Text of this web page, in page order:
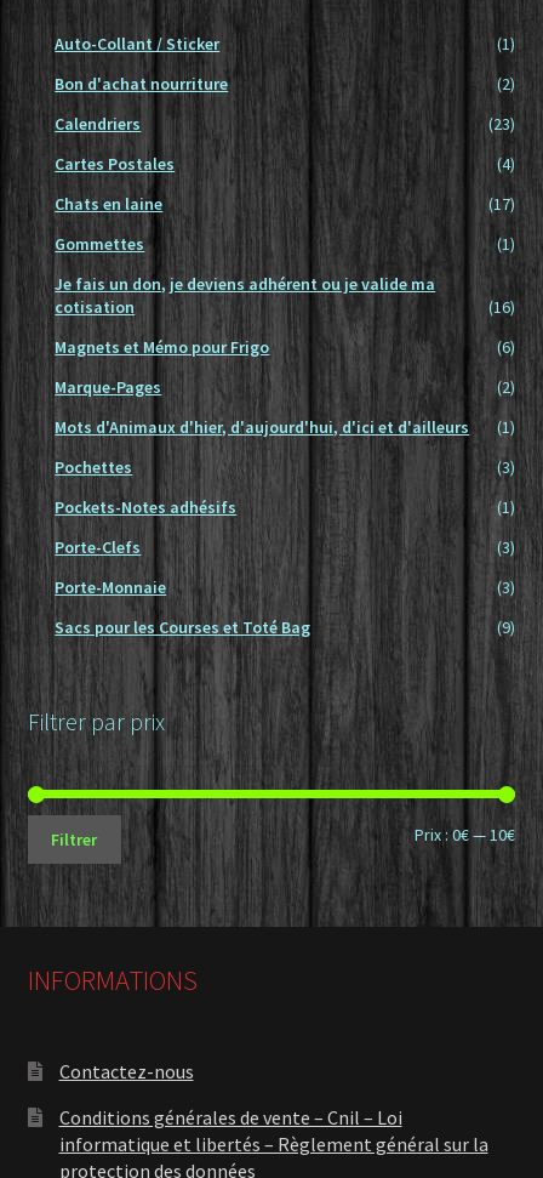
Auto-Collant / Sticker
(1)
Bon d'achat nourriture
(2)
Calendriers
(23)
Cartes Postales
(4)
Chats en laine
(17)
Gommettes
(1)
Je fais un don, je deviens adhérent ou je valide ma
cotisation
(16)
Magnets et Mémo pour Frigo
(6)
Marque-Pages
(2)
Mots d'Animaux d'hier, d'aujourd'hui, d'ici et d'ailleurs
(1)
Pochettes
(3)
Pockets-Notes adhésifs
(1)
Porte-Clefs
(3)
Porte-Monnaie
(3)
Sacs pour les Courses et Toté Bag
(9)
Filtrer par prix
Prix
Prix
max
Filtrer Prix :0€—10€
INFORMATIONS
Contactez-nous
Conditions générales de vente – Cnil – Loi
informatique et libertés – Règlement général sur la
protection des données